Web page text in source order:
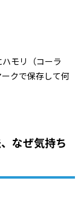
モリ（コーラ
クで保存して何
なぜ気持ち